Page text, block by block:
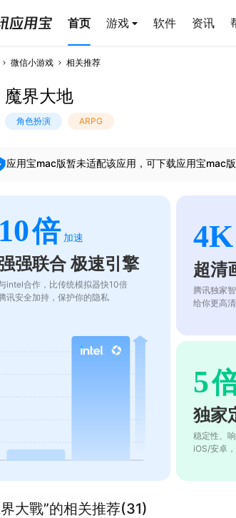
首页 游戏 软件 资讯
微信小游戏 相关推荐
魔界大地
角色扮演 ARPG
应用宝mac版暂未适配该应用，可下载应用宝mac
10倍 加速
强联合 极速引擎
intel合作，比传统模拟器快10倍
讯安全加持，保护你的隐私
超清
腾讯独家
给你更高
5
独家
稳定性、
iOS/安卓
大戰”的相关推荐(31)